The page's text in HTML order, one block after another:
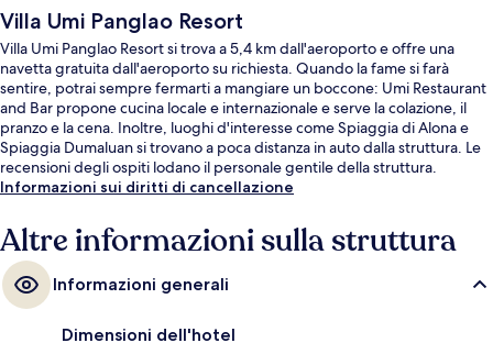
Villa Umi Panglao Resort
Villa Umi Panglao Resort si trova a 5,4 km dall'aeroporto e offre una
navetta gratuita dall'aeroporto su richiesta. Quando la fame si farà
sentire, potrai sempre fermarti a mangiare un boccone: Umi Restaurant
and Bar propone cucina locale e internazionale e serve la colazione, il
pranzo e la cena. Inoltre, luoghi d'interesse come Spiaggia di Alona e
Spiaggia Dumaluan si trovano a poca distanza in auto dalla struttura. Le
recensioni degli ospiti lodano il personale gentile della struttura.
Informazioni sui diritti di cancellazione
Altre informazioni sulla struttura
Informazioni generali
Dimensioni dell'hotel